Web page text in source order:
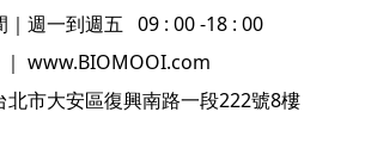
｜ 週一到週五 09 : 00 -18 : 00
｜ www.BIOMOOI.com
北市大安區復興南路一段222號8樓